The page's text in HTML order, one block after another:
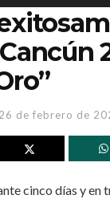
26 de febrero de
cinco días y en